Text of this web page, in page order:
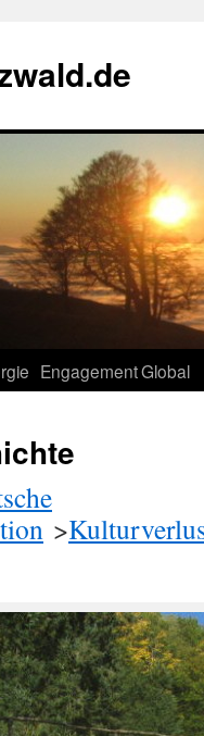
EngagementGlobal
>